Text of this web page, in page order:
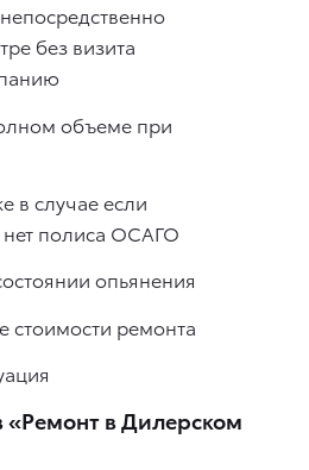
без визита
объеме при
в случае если
полиса ОСАГО
опьянения
стоимости ремонта
«Ремонт в Дилерском